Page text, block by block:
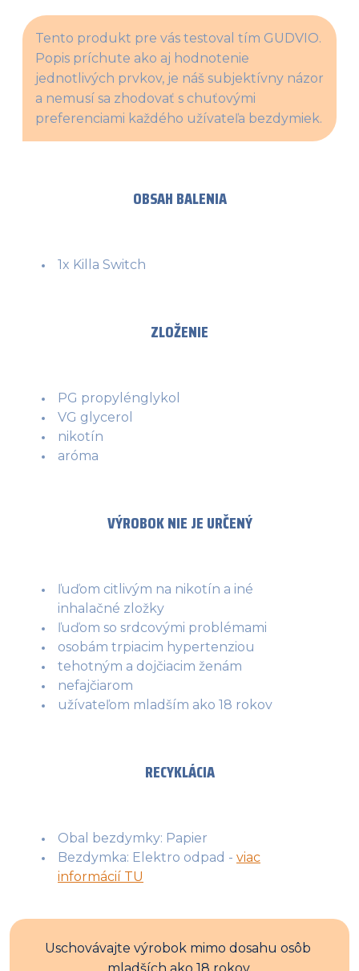
Tento produkt pre vás testoval tím GUDVIO.
Popis príchute ako aj hodnotenie
jednotlivých prvkov, je náš subjektívny názor
a nemusí sa zhodovať s chuťovými
preferenciami každého užívateľa bezdymiek.
OBSAH BALENIA
1x Killa Switch
ZLOŽENIE
PG propylénglykol
VG glycerol
nikotín
aróma
VÝROBOK NIE JE URČENÝ
ľuďom citlivým na nikotín a iné
inhalačné zložky
ľuďom so srdcovými problémami
osobám trpiacim hypertenziou
tehotným a dojčiacim ženám
nefajčiarom
užívateľom mladším ako 18 rokov
RECYKLÁCIA
Obal bezdymky: Papier
Bezdymka: Elektro odpad - viac
informácií TU
Uschovávajte výrobok mimo dosahu osôb